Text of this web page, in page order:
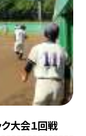
大会１回戦